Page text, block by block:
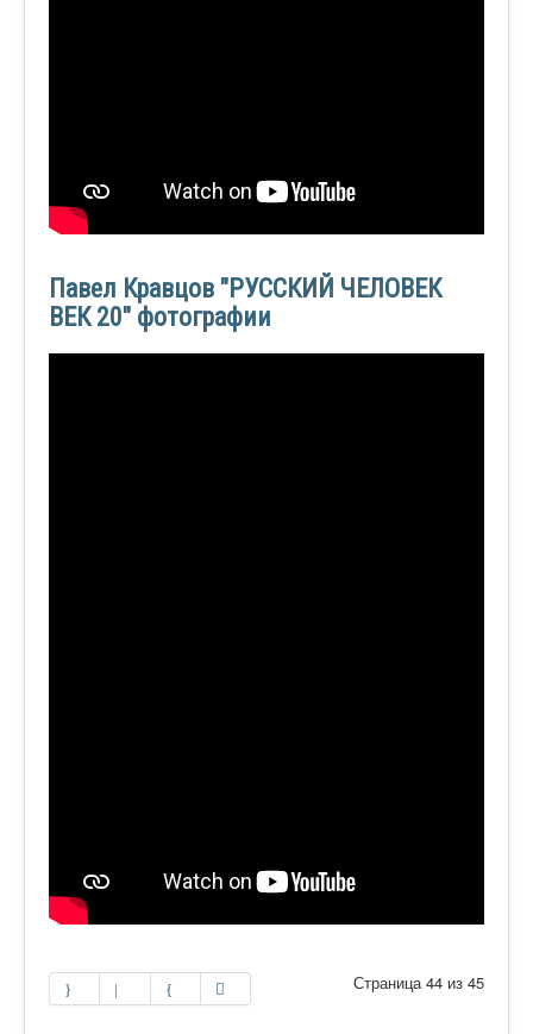
Павел Кравцов "РУССКИЙ ЧЕЛОВЕК
ВЕК 20" фотографии
Страница 44 из 45